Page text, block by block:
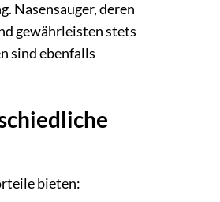
Nasensauger, deren
gewährleisten stets
sind ebenfalls
bieten: